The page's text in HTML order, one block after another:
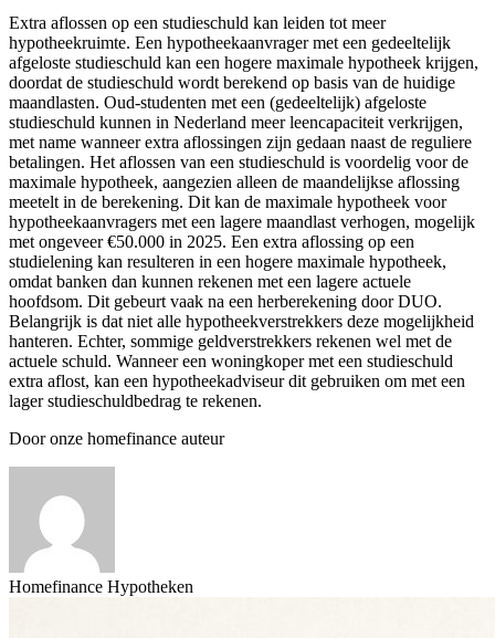
Extra aflossen op een studieschuld kan leiden tot meer
hypotheekruimte. Een hypotheekaanvrager met een gedeeltelijk
afgeloste studieschuld kan een hogere maximale hypotheek krijgen,
doordat de studieschuld wordt berekend op basis van de huidige
maandlasten. Oud-studenten met een (gedeeltelijk) afgeloste
studieschuld kunnen in Nederland meer leencapaciteit verkrijgen,
met name wanneer extra aflossingen zijn gedaan naast de reguliere
betalingen. Het aflossen van een studieschuld is voordelig voor de
maximale hypotheek, aangezien alleen de maandelijkse aflossing
meetelt in de berekening. Dit kan de maximale hypotheek voor
hypotheekaanvragers met een lagere maandlast verhogen, mogelijk
met ongeveer €50.000 in 2025. Een extra aflossing op een
studielening kan resulteren in een hogere maximale hypotheek,
omdat banken dan kunnen rekenen met een lagere actuele
hoofdsom. Dit gebeurt vaak na een herberekening door DUO.
Belangrijk is dat niet alle hypotheekverstrekkers deze mogelijkheid
hanteren. Echter, sommige geldverstrekkers rekenen wel met de
actuele schuld. Wanneer een woningkoper met een studieschuld
extra aflost, kan een hypotheekadviseur dit gebruiken om met een
lager studieschuldbedrag te rekenen.
Door onze homefinance auteur
Homefinance Hypotheken